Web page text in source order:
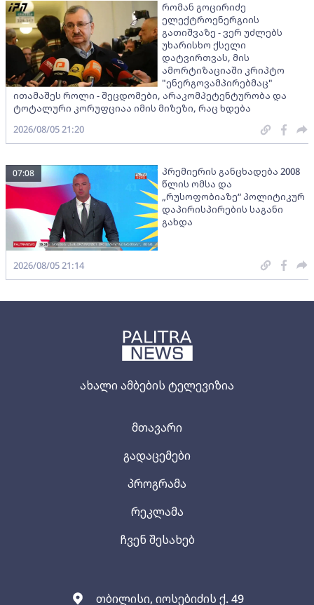
ახალი ამბების ტელევიზია
თბილისი, იოსებიძის ქ. 49
მთავარი
გადაცემები
პროგრამა
რეკლამა
ჩვენ შესახებ
რომან გოცირიძე
ელექტროენერგიის
გათიშვაზე - ვერ უძლებს
უხარისხო ქსელი
დატვირთვას, მის
ამორტიზაციაში კრიპტო
"ენერგოვამპირებმაც"
ითამაშეს როლი - შეცდომები, არაკომპეტენტურობა და
ტოტალური კორუფციაა იმის მიზეზი, რაც ხდება
2026/08/05 21:20
პრემიერის განცხადება 2008
წლის ომსა და
„რუსოფობიაზე“ პოლიტიკურ
დაპირისპირების საგანი
გახდა
07:08
2026/08/05 21:14